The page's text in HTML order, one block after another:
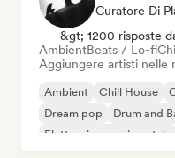
Curatore Di
&gt; 1200 risposte
AmbientBeats / Lo-fi
Aggiungere artisti nelle
Ambient Chill House
Dream pop
Drum and
Elettronica sperimentale